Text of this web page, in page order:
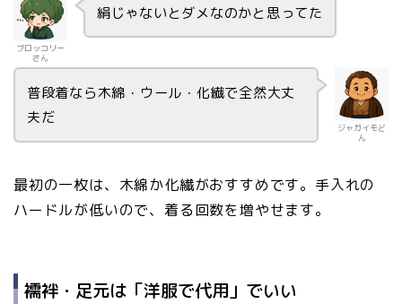
ブロッコリー
さん
絹じゃないとダメなのかと思ってた
ジャガイモど
ん
普段着なら木綿・ウール・化繊で全然大丈
夫だ
最初の一枚は、木綿か化繊がおすすめです。手入れの
ハードルが低いので、着る回数を増やせます。
襦袢・足元は「洋服で代用」でいい